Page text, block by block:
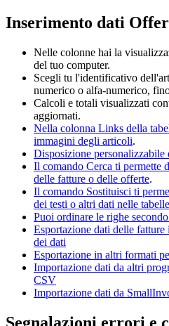
Inserimento dati
Nelle colonne hai la
del tuo computer.
Scegli tu l'identificativo
numerico o alfa-numerico,
Calcoli e totali visualizzati
aggiornati.
Nella colonna Links della
immagini degli articoli.
Disposizione personalizzabile
Il comando Cerca ti permette
delle fatture o delle offerte.
Il comando Sostituisci ti
dei testi o altri dati nelle tabelle
Puoi ordinare le righe
Esportazione dati delle
dei dati
Esportazione in altri formati
Importazione dati da altri
CSV
Importazione dati da
Segnalazioni errori e